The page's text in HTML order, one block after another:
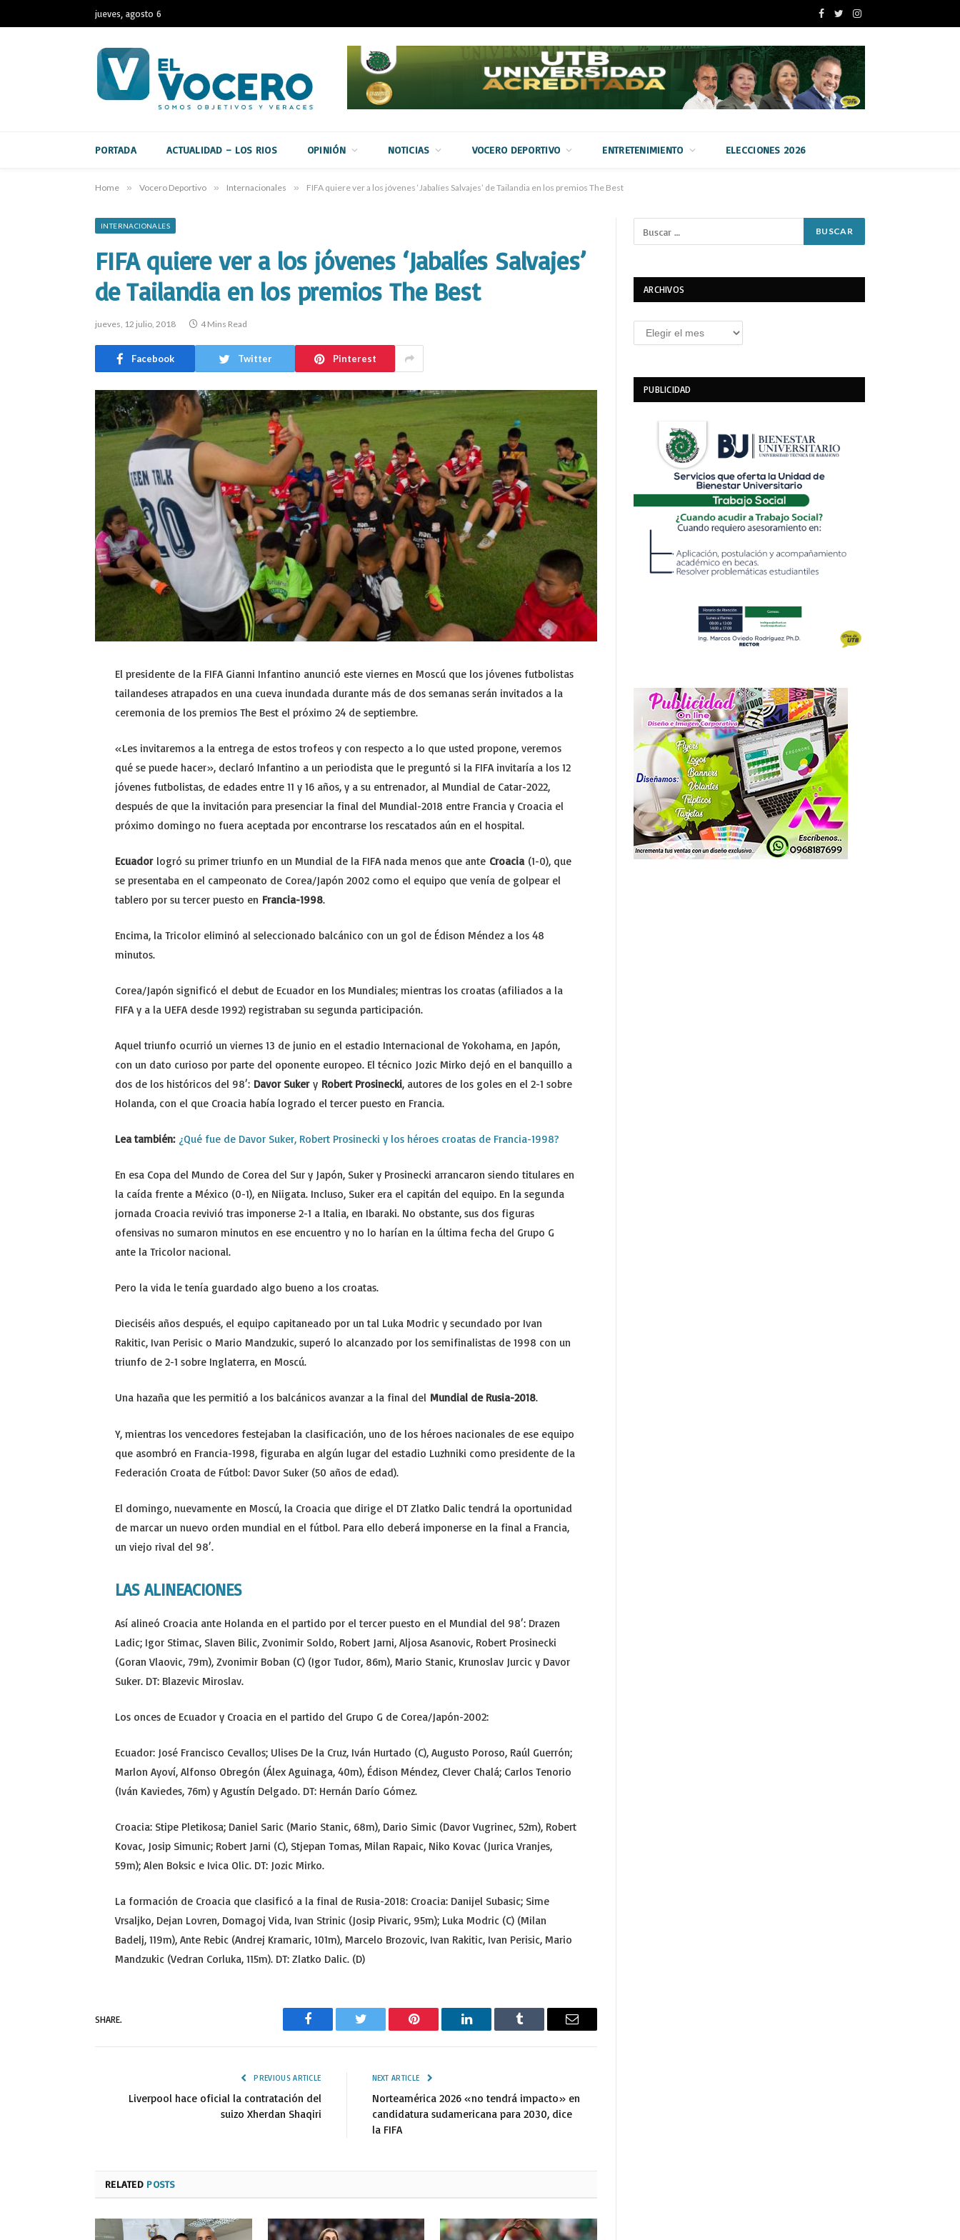
jueves, agosto 6
Facebook
TwitterInstagram
PORTADA ACTUALIDAD – LOS RIOS OPINIÓN NOTICIAS VOCERO DEPORTIVO ENTRETENIMIENTO ELECCIONES 2026
Home » Vocero Deportivo » Internacionales » FIFA quiere ver a los jóvenes ‘Jabalíes Salvajes’ de Tailandia en los premios The Best
INTERNACIONALES
FIFA quiere ver a los jóvenes ‘Jabalíes Salvajes’
de Tailandia en los premios The Best
jueves, 12 julio, 2018 4 Mins Read
Facebook Twitter Pinterest
El presidente de la FIFA Gianni Infantino anunció este viernes en Moscú que los jóvenes futbolistas
tailandeses atrapados en una cueva inundada durante más de dos semanas serán invitados a la
ceremonia de los premios The Best el próximo 24 de septiembre.
«Les invitaremos a la entrega de estos trofeos y con respecto a lo que usted propone, veremos
qué se puede hacer», declaró Infantino a un periodista que le preguntó si la FIFA invitaría a los 12
jóvenes futbolistas, de edades entre 11 y 16 años, y a su entrenador, al Mundial de Catar-2022,
después de que la invitación para presenciar la final del Mundial-2018 entre Francia y Croacia el
próximo domingo no fuera aceptada por encontrarse los rescatados aún en el hospital.
Ecuadorlogró su primer triunfo en un Mundial de la FIFA nada menos que ante Croacia(1-0), que
se presentaba en el campeonato de Corea/Japón 2002 como el equipo que venía de golpear el
tablero por su tercer puesto en Francia-1998.
Encima, la Tricolor eliminó al seleccionado balcánico con un gol de Édison Méndez a los 48
minutos.
Corea/Japón significó el debut de Ecuador en los Mundiales; mientras los croatas (afiliados a la
FIFA y a la UEFA desde 1992) registraban su segunda participación.
Aquel triunfo ocurrió un viernes 13 de junio en el estadio Internacional de Yokohama, en Japón,
con un dato curioso por parte del oponente europeo. El técnico Jozic Mirko dejó en el banquillo a
dos de los históricos del 98′: Davor Sukery Robert Prosinecki, autores de los goles en el 2-1 sobre
Holanda, con el que Croacia había logrado el tercer puesto en Francia.
Lea también: ¿Qué fue de Davor Suker, Robert Prosinecki y los héroes croatas de Francia-1998?
En esa Copa del Mundo de Corea del Sur y Japón, Suker y Prosinecki arrancaron siendo titulares en
la caída frente a México (0-1), en Niigata. Incluso, Suker era el capitán del equipo. En la segunda
jornada Croacia revivió tras imponerse 2-1 a Italia, en Ibaraki. No obstante, sus dos figuras
ofensivas no sumaron minutos en ese encuentro y no lo harían en la última fecha del Grupo G
ante la Tricolor nacional.
Pero la vida le tenía guardado algo bueno a los croatas.
Dieciséis años después, el equipo capitaneado por un tal Luka Modric y secundado por Ivan
Rakitic, Ivan Perisic o Mario Mandzukic, superó lo alcanzado por los semifinalistas de 1998 con un
triunfo de 2-1 sobre Inglaterra, en Moscú.
Una hazaña que les permitió a los balcánicos avanzar a la final del Mundial de Rusia-2018.
Y, mientras los vencedores festejaban la clasificación, uno de los héroes nacionales de ese equipo
que asombró en Francia-1998, figuraba en algún lugar del estadio Luzhniki como presidente de la
Federación Croata de Fútbol: Davor Suker (50 años de edad).
El domingo, nuevamente en Moscú, la Croacia que dirige el DT Zlatko Dalic tendrá la oportunidad
de marcar un nuevo orden mundial en el fútbol. Para ello deberá imponerse en la final a Francia,
un viejo rival del 98′.
LAS ALINEACIONES
Así alineó Croacia ante Holanda en el partido por el tercer puesto en el Mundial del 98′: Drazen
Ladic; Igor Stimac, Slaven Bilic, Zvonimir Soldo, Robert Jarni, Aljosa Asanovic, Robert Prosinecki
(Goran Vlaovic, 79m), Zvonimir Boban (C) (Igor Tudor, 86m), Mario Stanic, Krunoslav Jurcic y Davor
Suker. DT: Blazevic Miroslav.
Los onces de Ecuador y Croacia en el partido del Grupo G de Corea/Japón-2002:
Ecuador: José Francisco Cevallos; Ulises De la Cruz, Iván Hurtado (C), Augusto Poroso, Raúl Guerrón;
Marlon Ayoví, Alfonso Obregón (Álex Aguinaga, 40m), Édison Méndez, Clever Chalá; Carlos Tenorio
(Iván Kaviedes, 76m) y Agustín Delgado. DT: Hernán Darío Gómez.
Croacia: Stipe Pletikosa; Daniel Saric (Mario Stanic, 68m), Dario Simic (Davor Vugrinec, 52m), Robert
Kovac, Josip Simunic; Robert Jarni (C), Stjepan Tomas, Milan Rapaic, Niko Kovac (Jurica Vranjes,
59m); Alen Boksic e Ivica Olic. DT: Jozic Mirko.
La formación de Croacia que clasificó a la final de Rusia-2018: Croacia: Danijel Subasic; Sime
Vrsaljko, Dejan Lovren, Domagoj Vida, Ivan Strinic (Josip Pivaric, 95m); Luka Modric (C) (Milan
Badelj, 119m), Ante Rebic (Andrej Kramaric, 101m), Marcelo Brozovic, Ivan Rakitic, Ivan Perisic, Mario
Mandzukic (Vedran Corluka, 115m). DT: Zlatko Dalic. (D)
SHARE.
Facebook Twitter Pinterest LinkedIn Tumblr Email
PREVIOUS ARTICLE
Liverpool hace oficial la contratación del
suizo Xherdan Shaqiri
NEXT ARTICLE
Norteamérica 2026 «no tendrá impacto» en
candidatura sudamericana para 2030, dice
la FIFA
RELATED POSTS
ARCHIVOS
Archivos
PUBLICIDAD